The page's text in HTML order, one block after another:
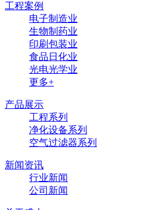
工程案例
电子制造业
生物制药业
印刷包装业
食品日化业
光电光学业
更多+
产品展示
工程系列
净化设备系列
空气过滤器系列
新闻资讯
行业新闻
公司新闻